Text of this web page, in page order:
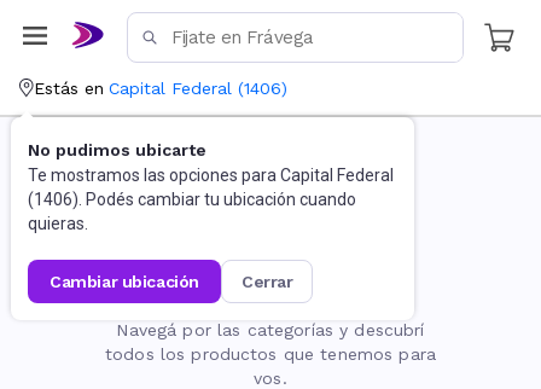
Estás en Capital Federal (1406)
No pudimos ubicarte
Te mostramos las opciones para Capital Federal
(1406). Podés cambiar tu ubicación cuando
quieras.
cambiar ubicación cerrar
La página no existe
Navegá por las categorías y descubrí
todos los productos que tenemos para
vos.